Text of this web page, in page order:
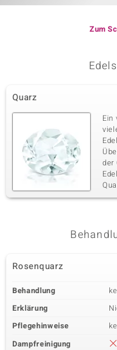
Zum
Quarz
Ein
der
Rosenquarz
Behandlung
Erklärung
Pflegehinweise
Dampfreinigung